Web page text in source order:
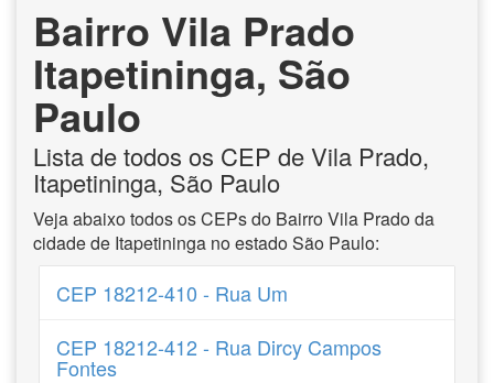
Bairro Vila Prado
Itapetininga, São
Paulo
Lista de todos os CEP de Vila Prado,
Itapetininga, São Paulo
Veja abaixo todos os CEPs do Bairro Vila Prado da
cidade de Itapetininga no estado São Paulo:
CEP 18212-410 - Rua Um
CEP 18212-412 - Rua Dircy Campos
Fontes